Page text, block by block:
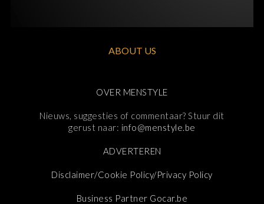
ABOUT US
OVER MENSTYLE
Nieuws, suggesties of commentaar? Stuur dit
gerust naar: info@menstyle.be
ADVERTEREN
Disclaimer/Cookie Policy/Privacy Policy
Business Partner Gocar.be